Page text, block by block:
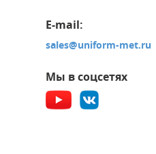
E-mail:
sales@uniform-met.ru
Мы в соцсетях